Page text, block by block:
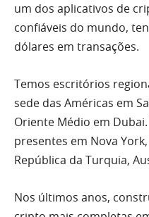
um dos aplicativos de
confiáveis do mundo,
dólares em transações.
Temos escritórios
sede das Américas em
Oriente Médio em
presentes em Nova
República da Turquia,
Nos últimos anos,